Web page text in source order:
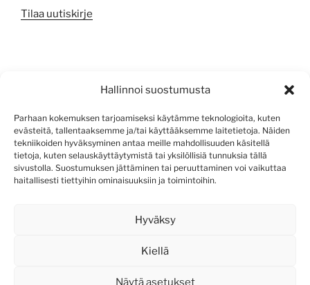
Hallinnoi suostumusta
Parhaan kokemuksen tarjoamiseksi käytämme teknologioita, kuten
evästeitä, tallentaaksemme ja/tai käyttääksemme laitetietoja. Näiden
tekniikoiden hyväksyminen antaa meille mahdollisuuden käsitellä
tietoja, kuten selauskäyttäytymistä tai yksilöllisiä tunnuksia tällä
sivustolla. Suostumuksen jättäminen tai peruuttaminen voi vaikuttaa
haitallisesti tiettyihin ominaisuuksiin ja toimintoihin.
Hyväksy
Kiellä
Näytä asetukset
Tilaa uutiskirje
Sisältösyöte
Kommenttisyöte